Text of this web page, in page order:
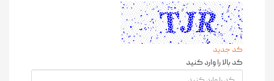
کد جدید
کد بالا را وارد کنید